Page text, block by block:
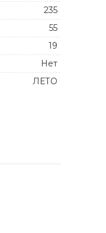
235
55
19
Нет
ЛЕТО